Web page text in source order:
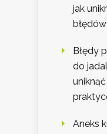
jak
Błędy
do
Aneks